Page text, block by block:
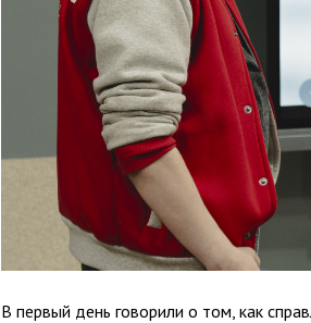
В первый день говорили о том, как